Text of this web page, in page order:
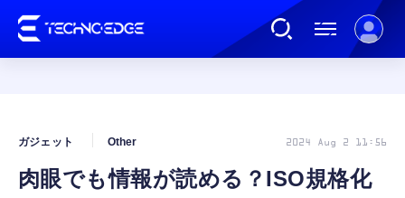
AI
肉眼でも情報が読める？ISO規格化
ガジェット Other 2024 Aug 2 11:56